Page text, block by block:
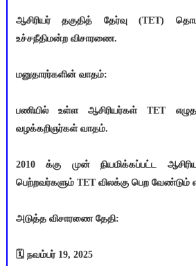
ஆசிரியர் தகுதித் தேர்வு (TET)
உச்சநீதிமன்ற விசாரணை.
மனுதாரர்களின் வாதம்:
பணியில் உள்ள ஆசிரியர்கள் TET
வழக்கறிஞர்கள் வாதம்.
2010 க்கு முன் நியமிக்கப்பட்ட
பெற்றவர்களும் TET விலக்கு பெற
அடுத்த விசாரணை தேதி:
🗓️ நவம்பர் 19, 2025